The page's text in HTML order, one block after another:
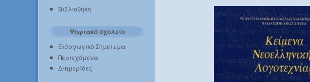
Βιβλιοθήκη
Ψηφιακό σχολείο
Εισαγωγικό Σημείωμα
Περιεχόμενα
Διημερίδες